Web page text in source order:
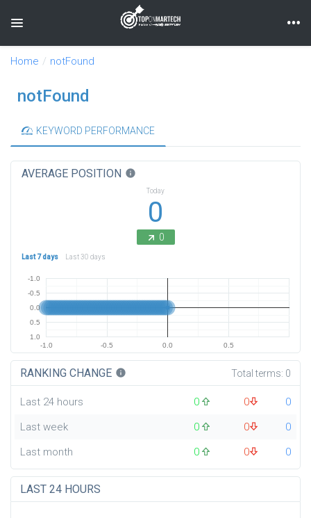
Toggle navigation
Home notFound
notFound
KEYWORD PERFORMANCE
AVERAGE POSITION info
Today
0
0
Last 7 days Last 30 days
-1.0 -0.5 0.0 0.5
-1.0
-0.5
0.0
0.5
1.0
RANKING CHANGE info Total terms: 0
Last 24 hours 0 0
0
Last week
0 0
0
Last month
0 0 0
LAST 24 HOURS